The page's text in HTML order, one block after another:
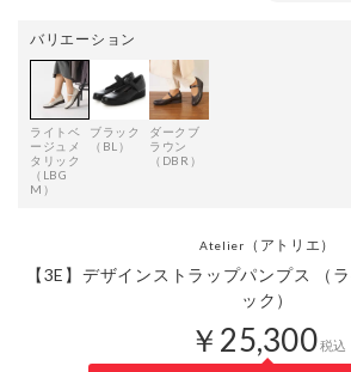
バリエーション
ライトベ
ージュメ
タリック
（LBG
M）
ブラック
（BL）
ダークブ
ラウン
（DBR）
Atelier （アトリエ）
【3E】デザインストラップパンプス （
ック）
￥25,300税込